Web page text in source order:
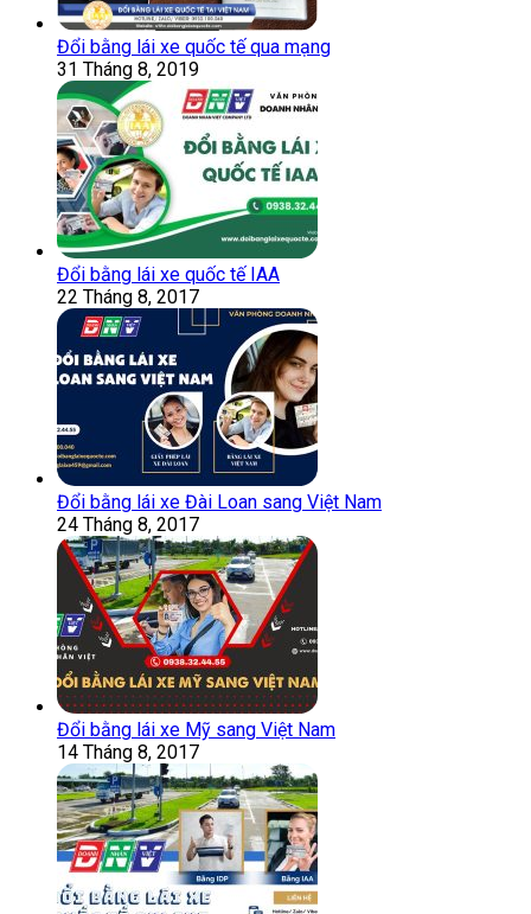
Đổi bằng lái xe quốc tế qua mạng
31 Tháng 8, 2019
Đổi bằng lái xe quốc tế IAA
22 Tháng 8, 2017
Đổi bằng lái xe Đài Loan sang Việt Nam
24 Tháng 8, 2017
Đổi bằng lái xe Mỹ sang Việt Nam
14 Tháng 8, 2017